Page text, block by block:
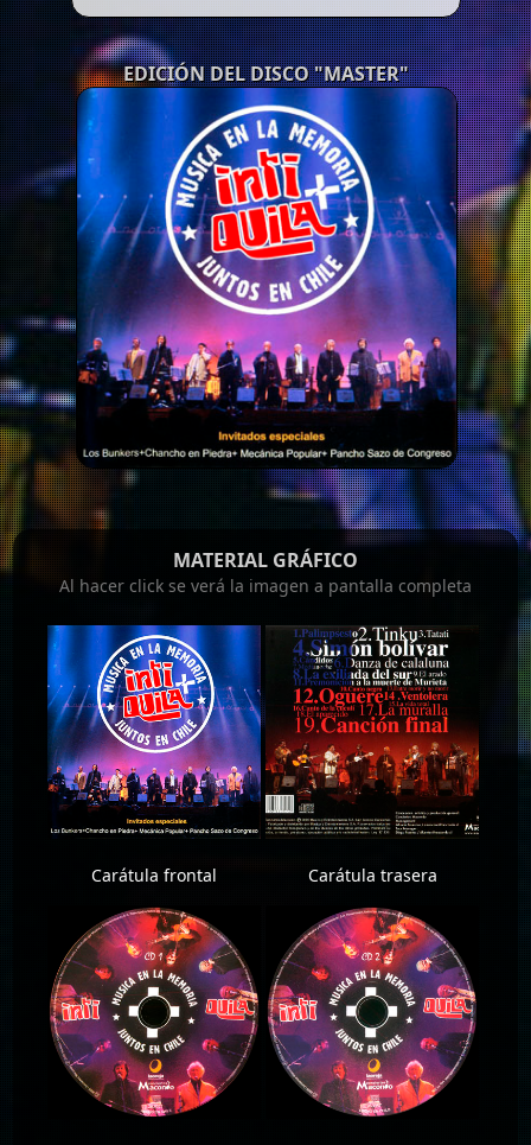
EDICIÓN DEL DISCO "MASTER"
MATERIAL GRÁFICO
Al hacer click se verá la imagen a pantalla completa
Carátula frontal Carátula trasera